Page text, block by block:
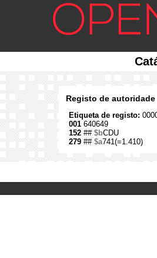
Registo de autoridade
Etiqueta de registo:
001 640649
152 ## $bCDU
279 ## $a741(=1.410)